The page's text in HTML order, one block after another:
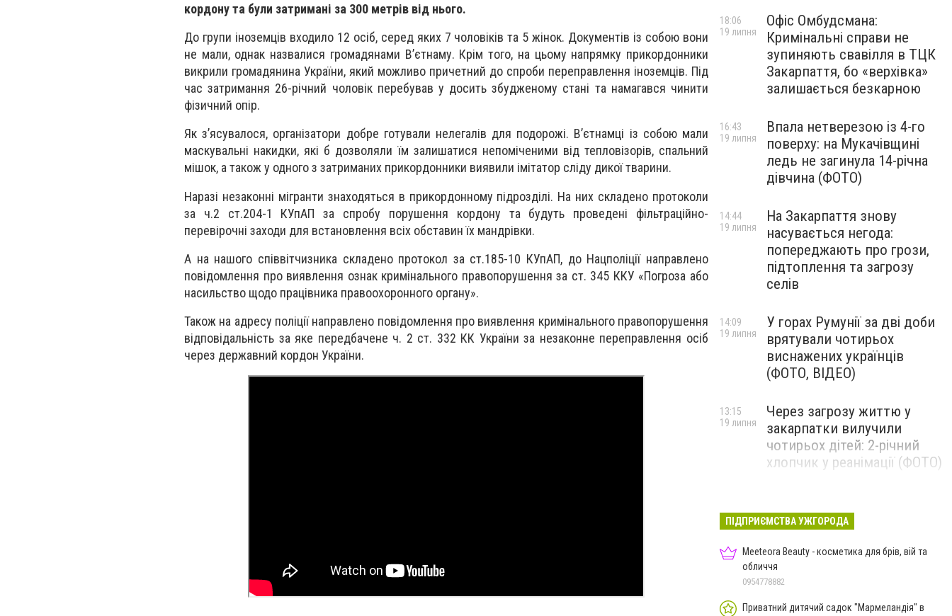
кордону та були затримані за 300 метрів від нього.
До групи іноземців входило 12 осіб, серед яких 7 чоловіків та 5 жінок. Документів із собою вони
не мали, однак назвалися громадянами В’єтнаму. Крім того, на цьому напрямку прикордонники
викрили громадянина України, який можливо причетний до спроби переправлення іноземців. Під
час затримання 26-річний чоловік перебував у досить збудженому стані та намагався чинити
фізичний опір.
Як з’ясувалося, організатори добре готували нелегалів для подорожі. В’єтнамці із собою мали
маскувальні накидки, які б дозволяли їм залишатися непоміченими від тепловізорів, спальний
мішок, а також у одного з затриманих прикордонники виявили імітатор сліду дикої тварини.
Наразі незаконні мігранти знаходяться в прикордонному підрозділі. На них складено протоколи
за ч.2 ст.204-1 КУпАП за спробу порушення кордону та будуть проведені фільтраційно-
перевірочні заходи для встановлення всіх обставин їх мандрівки.
А на нашого співвітчизника складено протокол за ст.185-10 КУпАП, до Нацполіції направлено
повідомлення про виявлення ознак кримінального правопорушення за ст. 345 ККУ «Погроза або
насильство щодо працівника правоохоронного органу».
Також на адресу поліції направлено повідомлення про виявлення кримінального правопорушення
відповідальність за яке передбачене ч. 2 ст. 332 КК України за незаконне переправлення осіб
через державний кордон України.
Офіс Омбудсмана:
Кримінальні справи не
зупиняють свавілля в ТЦК
Закарпаття, бо «верхівка»
залишається безкарною
18:06
19 липня
Впала нетверезою із 4-го
поверху: на Мукачівщині
ледь не загинула 14-річна
дівчина (ФОТО)
16:43
19 липня
На Закарпаття знову
насувається негода:
попереджають про грози,
підтоплення та загрозу
селів
14:44
19 липня
У горах Румунії за дві доби
врятували чотирьох
виснажених українців
(ФОТО, ВІДЕО)
14:09
19 липня
Через загрозу життю у
закарпатки вилучили
чотирьох дітей: 2-річний
хлопчик у реанімації (ФОТО)
13:15
19 липня
полеглим захисником
Артемом Ромчаком
19 липня
ПІДПРИЄМСТВА УЖГОРОДА
Meeteora Beauty - косметика для брів, вій та
обличчя
0954778882
Приватний дитячий садок "Мармеландія" в